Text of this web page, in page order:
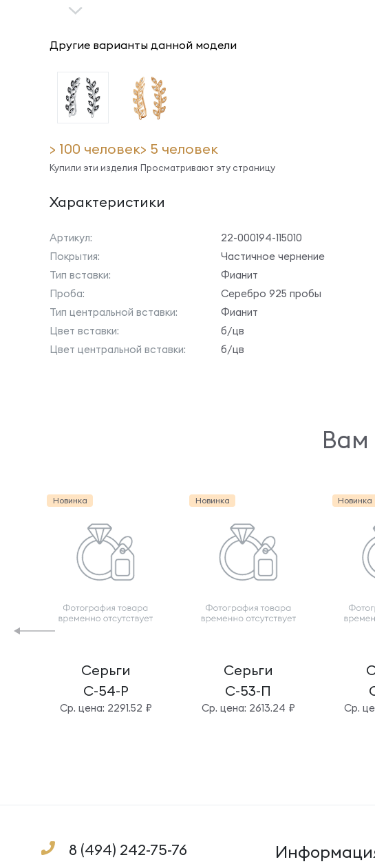
Другие варианты данной модели
> 100 человек
Купили эти изделия
> 5 человек
Просматривают эту страницу
Характеристики
Артикул:
22-000194-115010
Покрытия:
Частичное чернение
Тип вставки:
Фианит
Проба:
Серебро 925 пробы
Тип центральной вставки:
Фианит
Цвет вставки:
б/цв
Цвет центральной вставки:
б/цв
Вам
Новинка
Серьги
С-54-Р
Cр. цена: 2291.52 ₽
Новинка
Серьги
С-53-П
Cр. цена: 2613.24 ₽
Новинка
Cр.
8 (494) 242-75-76